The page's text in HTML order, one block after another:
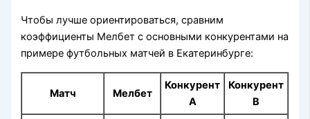
Чтобы лучше ориентироваться, сравним
коэффициенты Мелбет с основными конкурентами на
примере футбольных матчей в Екатеринбурге:
Матч Мелбет
Конкурент
A
Конкурент
B